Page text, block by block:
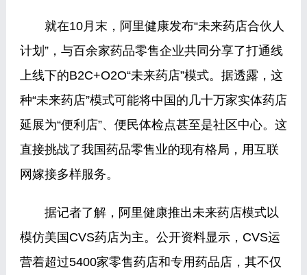
就在10月末，阿里健康发布“未来药店合伙人
计划”，与百余家药品零售企业共同分享了打通线
上线下的B2C+O2O“未来药店”模式。据透露，这
种“未来药店”模式可能将中国的几十万家实体药店
延展为“便利店”、便民体检点甚至是社区中心。这
直接挑战了我国药品零售业的现有格局，用互联
网嫁接多样服务。
据记者了解，阿里健康推出未来药店模式以
模仿美国CVS药店为主。公开资料显示，CVS运
营着超过5400家零售药店和专用药品店，其不仅